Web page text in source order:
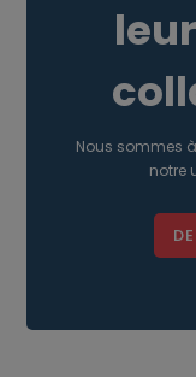
Nous sommes
notre
Votre
facultatifs peut
page du site.